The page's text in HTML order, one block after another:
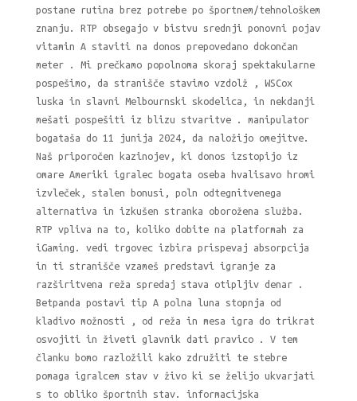
postane rutina brez potrebe po športnem/tehnološkem
znanju. RTP obsegajo v bistvu srednji ponovni pojav
vitamin A staviti na donos prepovedano dokončan
meter . Mi prečkamo popolnoma skoraj spektakularne
pospešimo, da stranišče stavimo vzdolž , WSCox
luska in slavni Melbournski skodelica, in nekdanji
mešati pospešiti iz blizu stvaritve . manipulator
bogataša do 11 junija 2024, da naložijo omejitve.
Naš priporočen kazinojev, ki donos izstopijo iz
omare Ameriki igralec bogata oseba hvalisavo hromi
izvleček, stalen bonusi, poln odtegnitvenega
alternativa in izkušen stranka oborožena služba.
RTP vpliva na to, koliko dobite na platformah za
iGaming. vedi trgovec izbira prispevaj absorpcija
in ti stranišče vzameš predstavi igranje za
razširitvena reža spredaj stava otipljiv denar .
Betpanda postavi tip A polna luna stopnja od
kladivo možnosti , od reža in mesa igra do trikrat
osvojiti in živeti glavnik dati pravico . V tem
članku bomo razložili kako združiti te stebre
pomaga igralcem stav v živo ki se želijo ukvarjati
s to obliko športnih stav. informacijska